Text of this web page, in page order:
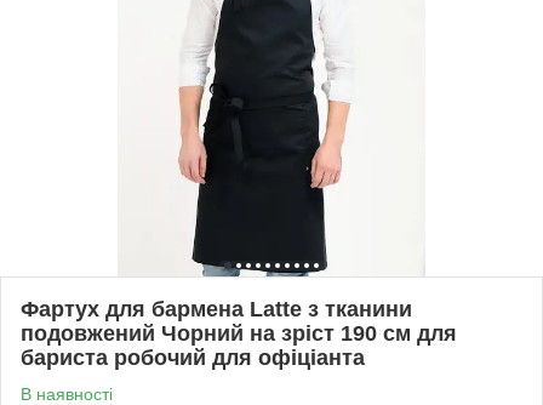
Фартух для бармена Latte з тканини
подовжений Чорний на зріст 190 см для
бариста робочий для офіціанта
В наявності